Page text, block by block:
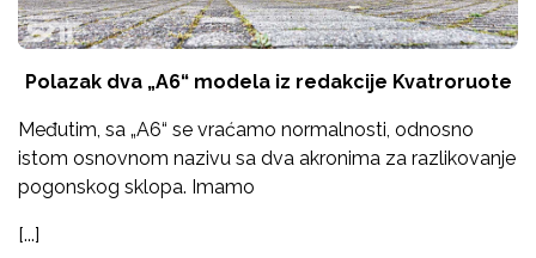
Polazak dva „A6“ modela iz redakcije Kvatroruote
Međutim, sa „A6“ se vraćamo normalnosti, odnosno
istom osnovnom nazivu sa dva akronima za razlikovanje
pogonskog sklopa. Imamo
[...]